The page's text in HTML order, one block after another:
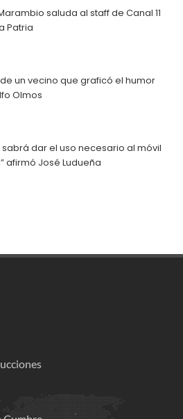
saluda al staff de Canal 11
Patria
un vecino que graficó el humor
Olmos
sabrá dar el uso necesario al móvil
afirmó José Ludueña